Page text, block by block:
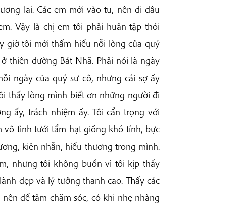
lai. Các em mới vào tu, nên đi đâu
Vậy là chị em tôi phải huân tập thói
giờ tôi mới thấm hiểu nỗi lòng của quý
thiên đường Bát Nhã. Phải nói là ngày
ngày của quý sư cô, nhưng cái sợ ấy
thấy lòng mình biết ơn những người đi
ấy, trách nhiệm ấy. Tôi cẩn trọng với
vô tình tưới tẩm hạt giống khó tính, bực
kiên nhẫn, hiểu thương trong mình.
nhưng tôi không buồn vì tôi kịp thấy
đẹp và lý tưởng thanh cao. Thấy các
để tâm chăm sóc, có khi nhẹ nhàng